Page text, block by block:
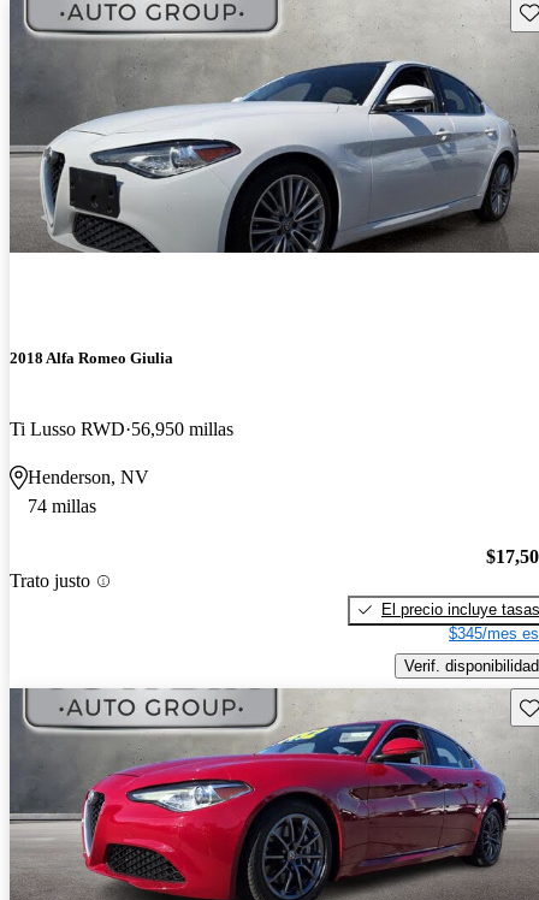
2018 Alfa Romeo Giulia
Ti Lusso RWD 56,950 millas
Henderson, NV
74 millas
Trato justo
El precio incluye tasas
$345/mes
Verif. disponibilidad